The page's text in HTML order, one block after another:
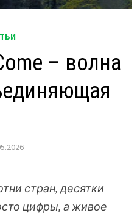
– волна
стран, десятки
цифры, а живое